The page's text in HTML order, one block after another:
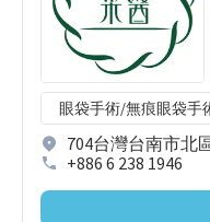
眼袋手術/無痕眼袋手
704台灣台南市北
+886 6 238 1946